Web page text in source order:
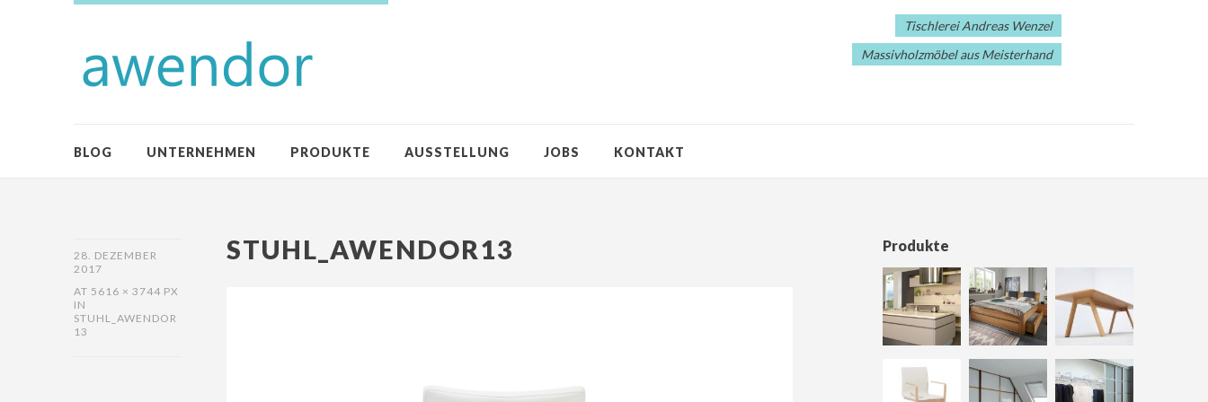
Tischlerei Andreas Wenzel
Massivholzmöbel aus Meisterhand
BLOG UNTERNEHMEN PRODUKTE AUSSTELLUNG JOBS KONTAKT
28. DEZEMBER
2017
AT 5616 × 3744 PX
IN
STUHL_AWENDOR
13
STUHL_AWENDOR13 Produkte